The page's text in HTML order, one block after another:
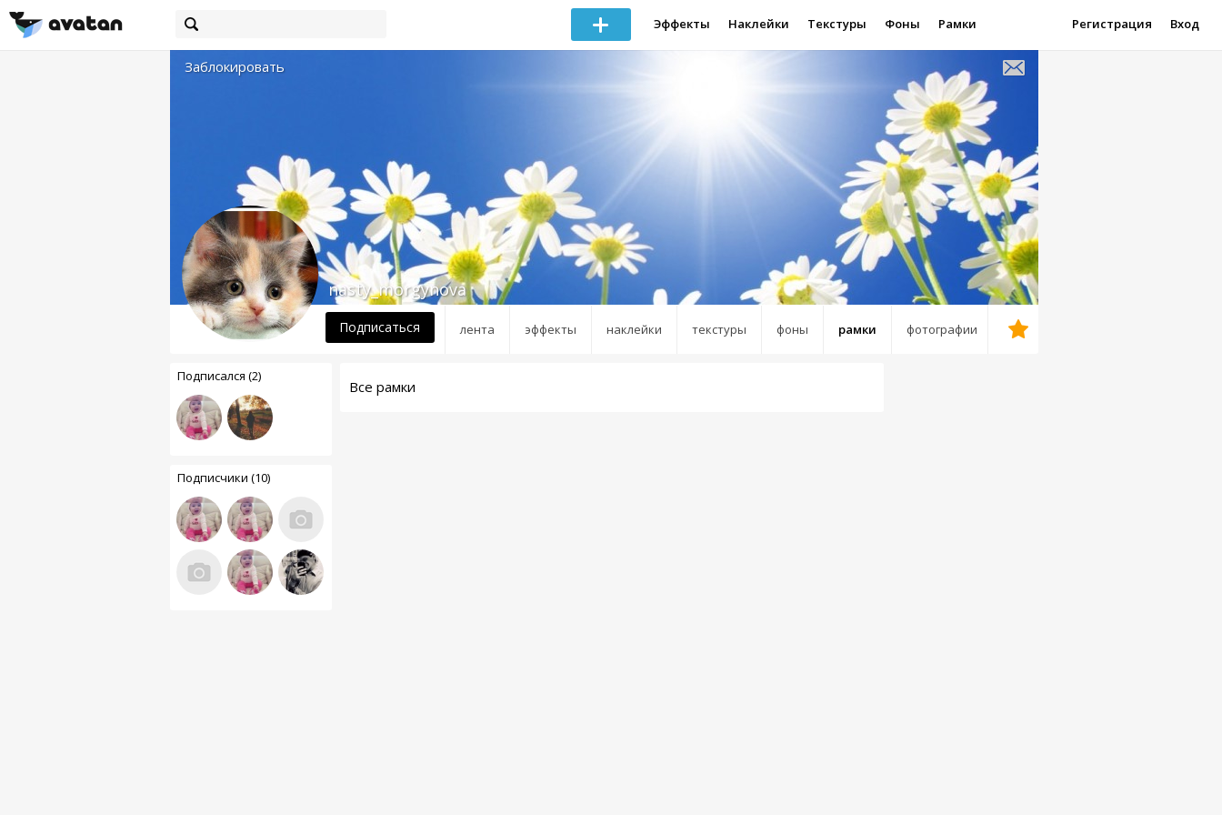
Эффекты Наклейки Текстуры Фоны Рамки Регистрация Вход
Заблокировать
лента эффекты наклейки текстуры фоны рамки фотографии
nasty_morgynova
Подписаться
Подписался (2)
Подписчики (10)
Все рамки